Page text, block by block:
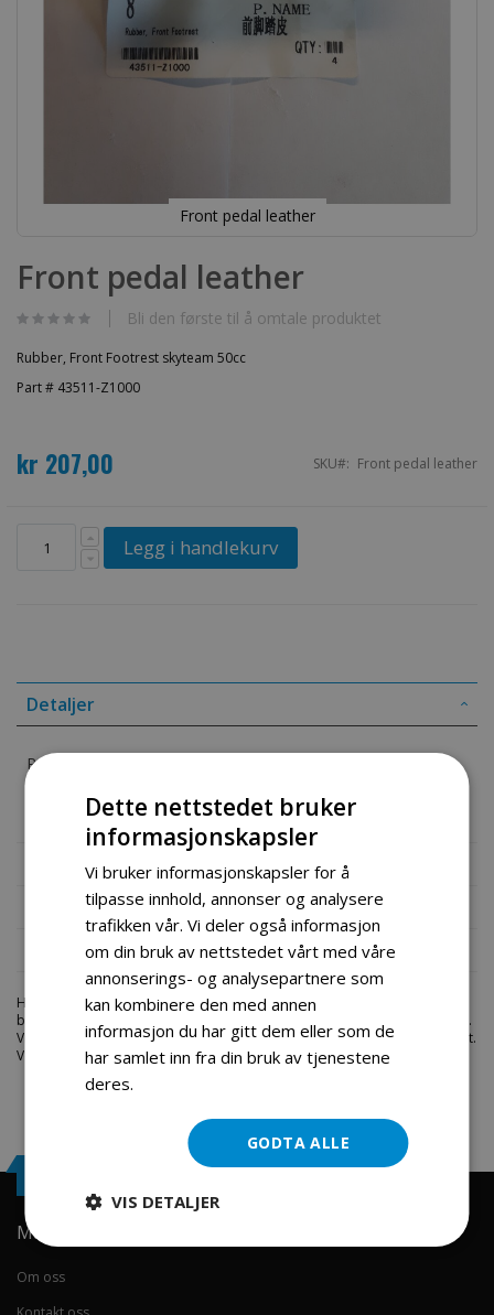
Front pedal leather
til
begynnelsen
bildegalleri
Front pedal leather
Bli den første til å omtale produktet
Rubber, Front Footrest skyteam 50cc
Part # 43511-Z1000
kr 207,00 SKU Front pedal leather
Legg i handlekurv
Detaljer
Rubber, Front Footrest
Part # 43511-Z1000
Mer informasjon
Produktomtaler
Fil vedlegg
Hos engrosservice.no får du kjøpt front pedal leather
beste priser. Bestill en
i dag fra Engros Service.
Vi har et stort utvalg av produkter innen: Hjem, sport og fritids segmentet.
Velkommen skal du være.
Min konto
Om oss
Dette nettstedet bruker
informasjonskapsler
Vi bruker informasjonskapsler for å
tilpasse innhold, annonser og analysere
trafikken vår. Vi deler også informasjon
om din bruk av nettstedet vårt med våre
annonserings- og analysepartnere som
kan kombinere den med annen
informasjon du har gitt dem eller som de
har samlet inn fra din bruk av tjenestene
deres.
GODTA ALLE
VIS DETALJER